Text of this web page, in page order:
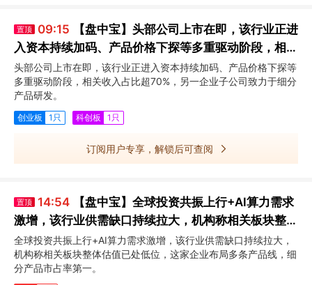
置顶 09:15
【盘中宝】头部公司上市在即，该行业正进
入资本持续加码、产品价格下探等多重驱动阶段，相关
收入占比超70%
头部公司上市在即，该行业正进入资本持续加码、产品价格下探等
多重驱动阶段，相关收入占比超70%，另一企业子公司致力于细分
产品研发。
创业板 1只 科创板 1只
订阅用户专享，解锁后可查阅
置顶 14:54
【盘中宝】全球投资共振上行+AI算力需求
激增，该行业供需缺口持续拉大，机构称相关板块整体
估值已处低位，这家企业细分产品市占率第一
全球投资共振上行+AI算力需求激增，该行业供需缺口持续拉大，
机构称相关板块整体估值已处低位，这家企业布局多条产品线，细
分产品市占率第一。